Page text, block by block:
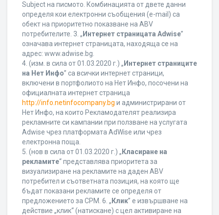
Subject на писмото. Комбинацията от двете данни
определя кои електронни съобщения (e-mail) са
обект на приоритетно показване на ABV
потребителите. 3. „ Интернет страницата Adwise”
означава интернет страницата, находяща се на
адрес: www.adwise.bg.
4. (изм. в сила от 01.03.2020 г.) „ Интернет страниците
на Нет Инфо” са всички интернет страници,
включени в портфолиото на Нет Инфо, посочени на
официалната интернет страница
http://info.netinfocompany.bg и администрирани от
Нет Инфо, на които Рекламодателят реализира
рекламните си кампании при ползване на услугата
Adwise чрез платформата AdWise или чрез
електронна поща.
5. (нов в сила от 01.03.2020 г.) „ Класиране на
рекламите“ представлява приоритета за
визуализиране на рекламите на даден ABV
потребител и съответната позиция, на която ще
бъдат показани рекламите се определя от
предложението за CPM. 6. „ Клик” е извършване на
действие „клик“ (натискане) с цел активиране на